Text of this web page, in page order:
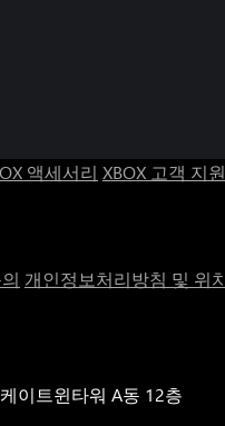
액세서리 XBOX 고객 지원
개인정보처리방침 및 위
이트윈타워 A동 12층